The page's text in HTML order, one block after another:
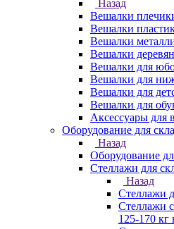
Назад
Вешалки
Вешалки
Вешалки
Вешалки
Вешалки для
Вешалки для
Вешалки для
Вешалки для
Аксессуары для
Оборудование для
Назад
Оборудование
Стеллажи для
Назад
Стеллажи
Стеллажи
125-170 кг